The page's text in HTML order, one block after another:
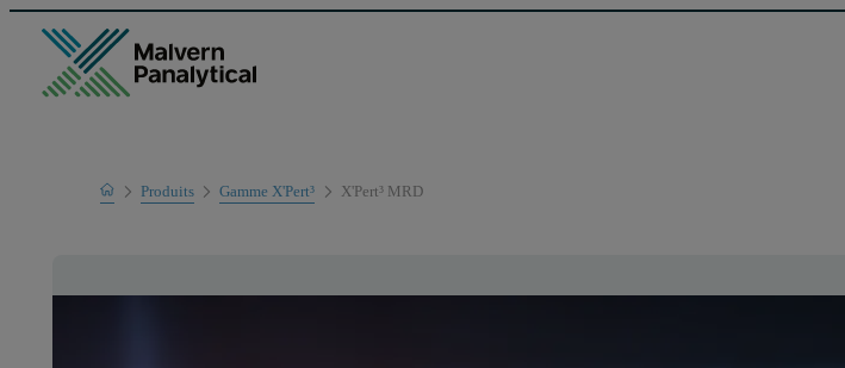
HomeProduits
Gamme de produits
Gamme X'Pert³ X'Pert³ MRD